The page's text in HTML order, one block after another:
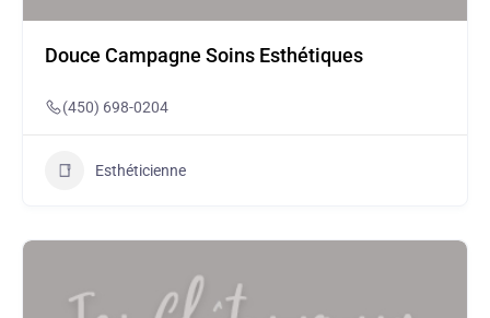
Douce Campagne Soins Esthétiques
(450) 698-0204
Esthéticienne